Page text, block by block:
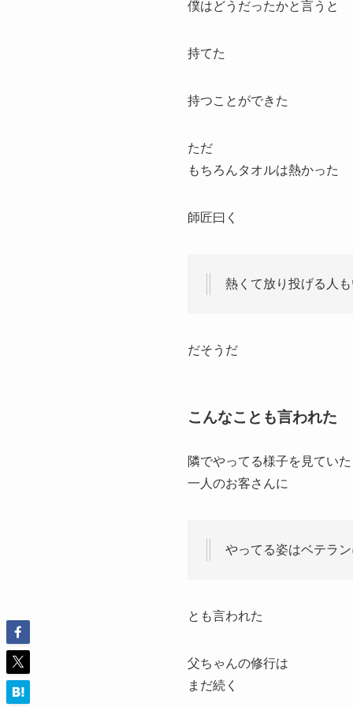
僕はどうだったかと言うと
持てた
持つことができた
ただ
もちろんタオルは熱かった
師匠曰く
熱くて放り投げる人
だそうだ
こんなことも言われた
隣でやってる様子を見ていた
一人のお客さんに
やってる姿はベテラ
とも言われた
父ちゃんの修行は
まだ続く